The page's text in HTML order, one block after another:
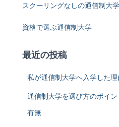
スクーリングなしの通信制大学
資格で選ぶ通信制大学
最近の投稿
私が通信制大学へ入学した理
通信制大学を選び方のポイ
有無